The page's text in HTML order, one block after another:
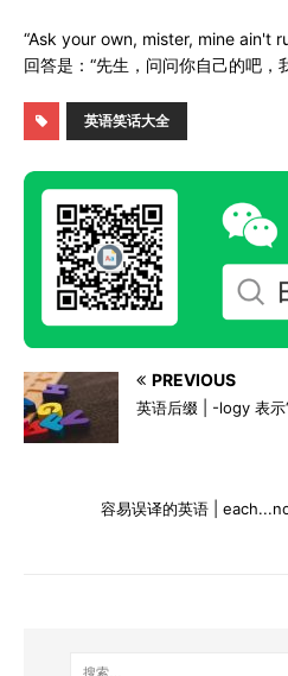
“Ask your own, mister, mine ain't
回答是：“先生，问问你自己的吧，
英语笑话大全
PREVIOUS
英语后缀 | -logy 表示
容易误译的英语 |